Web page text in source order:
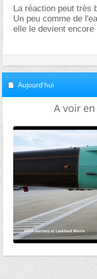
La réaction peut très
Un peu comme de
elle le devient encore
Aujourd'hui
A voir